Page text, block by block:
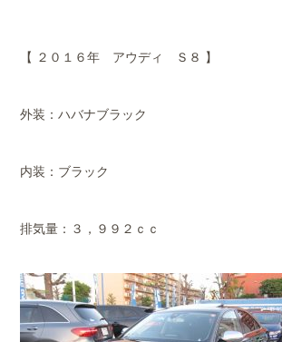
【 ２０１６年 アウディ Ｓ８ 】
外装：ハバナブラック
内装：ブラック
排気量：３，９９２ｃｃ